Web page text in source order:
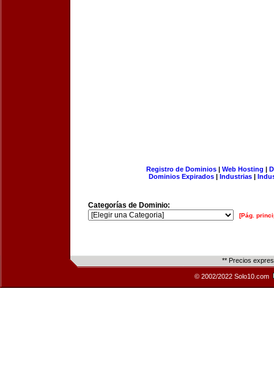
Registro de Dominios| Web Hosting |
Dominios Expirados | Industrias |
Categorías de Dominio:
[Pág.
** Precios
© 2002/2022 Solo10.com